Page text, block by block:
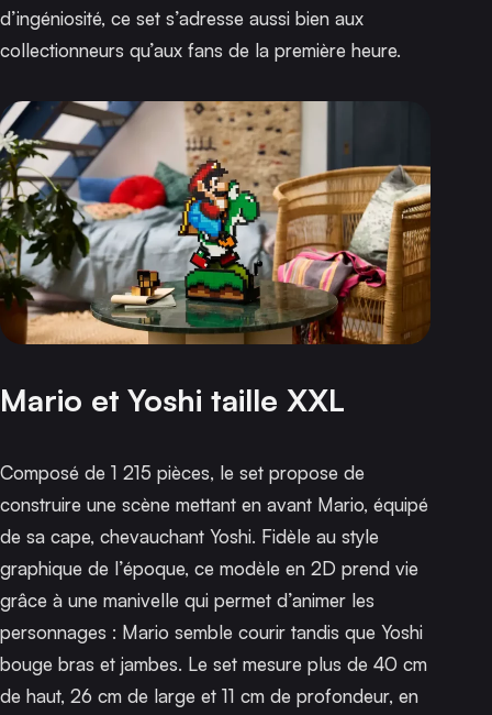
d’ingéniosité, ce set s’adresse aussi bien aux
collectionneurs qu’aux fans de la première heure.
Mario et Yoshi taille XXL
Composé de 1 215 pièces, le set propose de
construire une scène mettant en avant Mario, équipé
de sa cape, chevauchant Yoshi. Fidèle au style
graphique de l’époque, ce modèle en 2D prend vie
grâce à une manivelle qui permet d’animer les
personnages : Mario semble courir tandis que Yoshi
bouge bras et jambes. Le set mesure plus de 40 cm
de haut, 26 cm de large et 11 cm de profondeur, en